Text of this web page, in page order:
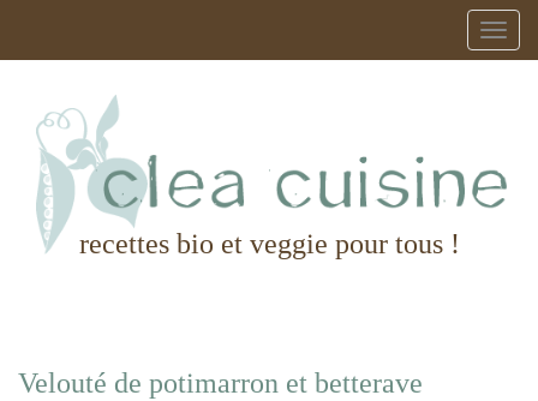
recettes bio et veggie pour tous !
Velouté de potimarron et betterave